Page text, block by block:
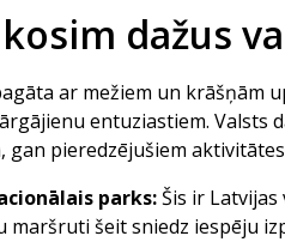
dažus
ar mežiem un krāšņām
entuziastiem. Valsts
gan pieredzējušiem
parks:Šis ir
maršruti šeit sniedz iespēju